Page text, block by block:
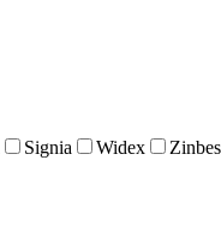
Signia Widex